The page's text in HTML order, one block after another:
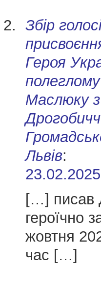
Збір
Героя
Маслюку з
Львів:
[…] писав
героїчно
жовтня
час […]